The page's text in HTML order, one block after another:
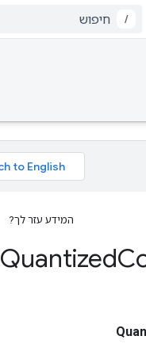
/
המידע עזר לך?
Quantized